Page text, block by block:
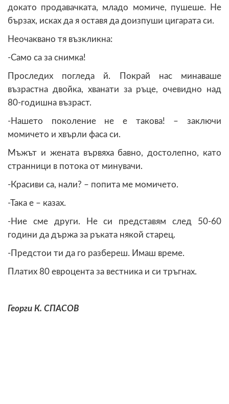
докато продавачката, младо момиче, пушеше. Не
бързах, исках да я оставя да доизпуши цигарата си.
Неочаквано тя възкликна:
-Само са за снимка!
Проследих погледа й. Покрай нас минаваше
възрастна двойка, хванати за ръце, очевидно над
80-годишна възраст.
-Нашето поколение не е такова! – заключи
момичето и хвърли фаса си.
Мъжът и жената вървяха бавно, достолепно, като
странници в потока от минувачи.
-Красиви са, нали? – попита ме момичето.
-Така е – казах.
-Ние сме други. Не си представям след 50-60
години да държа за ръката някой старец.
-Предстои ти да го разбереш. Имаш време.
Платих 80 евроцента за вестника и си тръгнах.
Георги К. СПАСОВ